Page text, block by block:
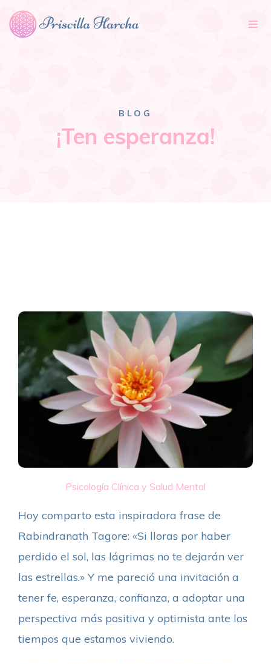
BLOG
¡Ten esperanza!
Psicología Clínica y Salud Mental
Hoy comparto esta inspiradora frase de
Rabindranath Tagore: «Si lloras por haber
perdido el sol, las lágrimas no te dejarán ver
las estrellas.» Y me pareció una invitación a
tener fe, esperanza, confianza, a adoptar una
perspectiva más positiva y optimista ante los
tiempos que estamos viviendo.